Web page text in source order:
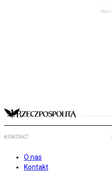
KONTAKT
O nas
Kontakt